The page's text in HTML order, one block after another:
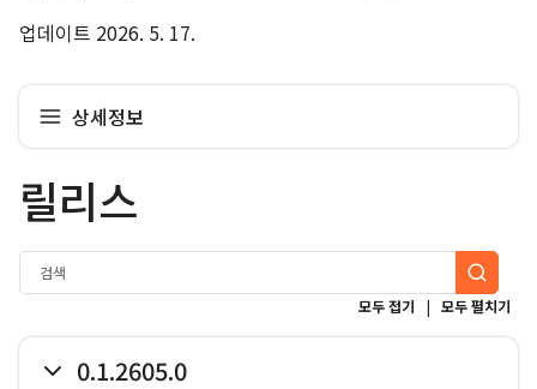
업데이트 2026. 5. 17.
상세정보
릴리스
모두 접기 | 모두 펼치기
0.1.2605.0